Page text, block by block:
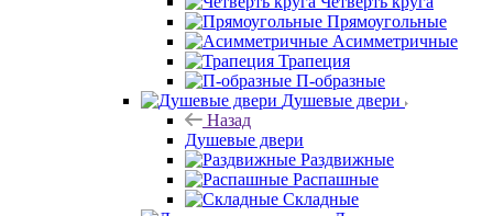
Прямоугольные
Асимметричные
Трапеция
П-образные
Душевые двери
Назад
Душевые двери
Раздвижные
Распашные
Складные